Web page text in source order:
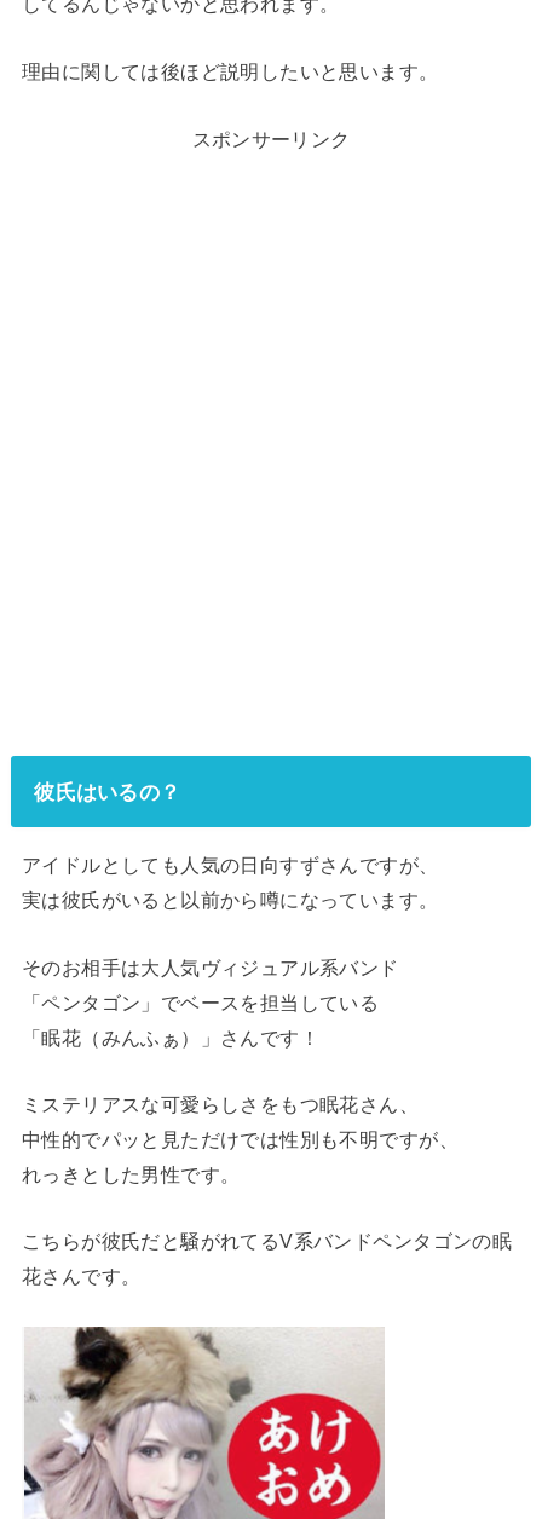
理由に関しては後ほど説明したいと思います。
スポンサーリンク
彼氏はいるの？
アイドルとしても人気の日向すずさんですが、
実は彼氏がいると以前から噂になっています。
そのお相手は大人気ヴィジュアル系バンド
「ペンタゴン」でベースを担当している
「眠花（みんふぁ）」さんです！
ミステリアスな可愛らしさをもつ眠花さん、
中性的でパッと見ただけでは性別も不明ですが、
れっきとした男性です。
こちらが彼氏だと騒がれてるV系バンドペンタゴンの眠
花さんです。